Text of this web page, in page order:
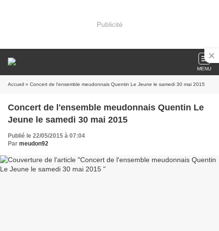
Publicité
MENU
Accueil » Concert de l'ensemble meudonnais Quentin Le Jeune le samedi 30 mai 2015
Concert de l'ensemble meudonnais Quentin Le
Jeune le samedi 30 mai 2015
Publié le 22/05/2015 à 07:04
Par meudon92